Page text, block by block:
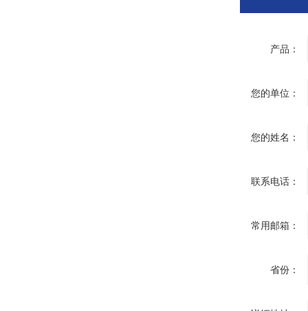
产品：
您的单位：
您的姓名：
联系电话：
常用邮箱：
省份：